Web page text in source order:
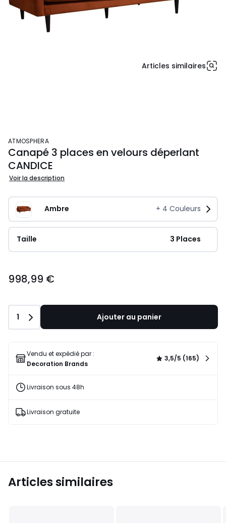
Articles similaires
ATMOSPHERA
Canapé 3 places en velours déperlant
CANDICE
Voir la description
Ambre + 4 Couleurs
Taille 3 Places
998,99 €
Quantité
1 Ajouter au panier
Vendu et expédié par :
Decoration Brands
3,5/5 (165)
Livraison sous 48h
Livraison gratuite
Articles similaires